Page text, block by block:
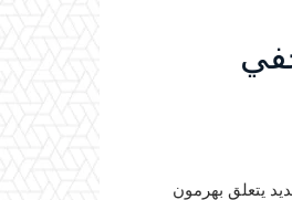
يتعلق بهرمون